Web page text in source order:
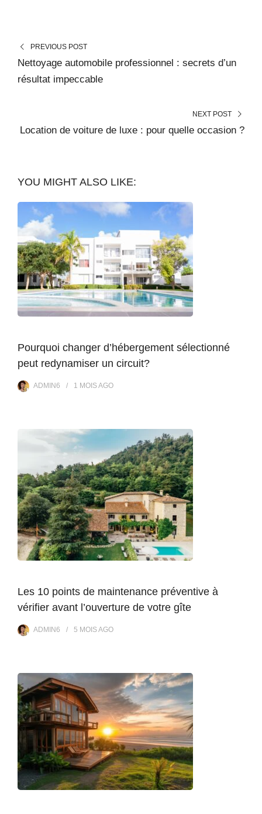
PREVIOUS POST
Nettoyage automobile professionnel : secrets d’un
résultat impeccable
NEXT POST
Location de voiture de luxe : pour quelle occasion ?
YOU MIGHT ALSO LIKE:
Pourquoi changer d’hébergement sélectionné
peut redynamiser un circuit?
ADMIN6 1 MOISAGO
Les 10 points de maintenance préventive à
vérifier avant l’ouverture de votre gîte
ADMIN6 5 MOISAGO